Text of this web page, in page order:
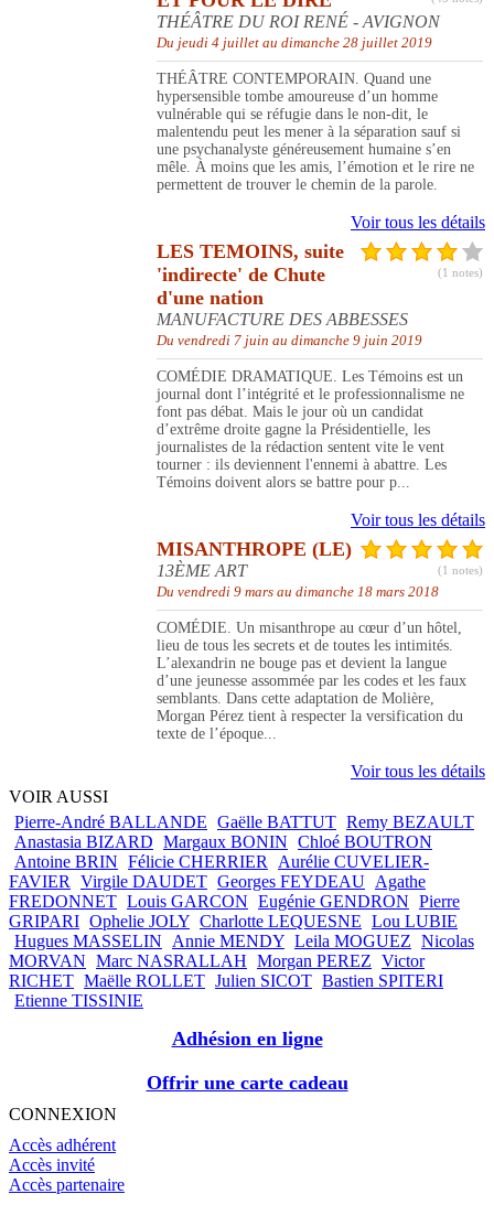
THÉÂTRE DU ROI RENÉ - AVIGNON
Du jeudi 4 juillet au dimanche 28 juillet 2019
THÉÂTRE CONTEMPORAIN. Quand une
hypersensible tombe amoureuse d’un homme
vulnérable qui se réfugie dans le non-dit, le
malentendu peut les mener à la séparation sauf si
une psychanalyste généreusement humaine s’en
mêle. À moins que les amis, l’émotion et le rire ne
permettent de trouver le chemin de la parole.
Voir tous les détails
(1 notes)
LES TEMOINS, suite
'indirecte' de Chute
d'une nation
MANUFACTURE DES ABBESSES
Du vendredi 7 juin au dimanche 9 juin 2019
COMÉDIE DRAMATIQUE. Les Témoins est un
journal dont l’intégrité et le professionnalisme ne
font pas débat. Mais le jour où un candidat
d’extrême droite gagne la Présidentielle, les
journalistes de la rédaction sentent vite le vent
tourner : ils deviennent l'ennemi à abattre. Les
Témoins doivent alors se battre pour p...
Voir tous les détails
(1 notes)
MISANTHROPE (LE)
13ÈME ART
Du vendredi 9 mars au dimanche 18 mars 2018
COMÉDIE. Un misanthrope au cœur d’un hôtel,
lieu de tous les secrets et de toutes les intimités.
L’alexandrin ne bouge pas et devient la langue
d’une jeunesse assommée par les codes et les faux
semblants. Dans cette adaptation de Molière,
Morgan Pérez tient à respecter la versification du
texte de l’époque...
Voir tous les détails
VOIR AUSSI
Pierre-André BALLANDE Gaëlle BATTUT Remy BEZAULT
Anastasia BIZARD Margaux BONIN Chloé BOUTRON
Antoine BRIN Félicie CHERRIER
Aurélie CUVELIER-
FAVIER
Virgile DAUDET Georges FEYDEAU Agathe
FREDONNET Louis GARCON Eugénie GENDRON Pierre
GRIPARI Ophelie JOLY Charlotte LEQUESNE Lou LUBIE
Hugues MASSELIN
Annie MENDY Leila MOGUEZ Nicolas
MORVAN Marc NASRALLAH Morgan PEREZ Victor
RICHET Maëlle ROLLET Julien SICOT Bastien SPITERI
Etienne TISSINIE
Adhésion en ligne
Offrir une carte cadeau
CONNEXION
Accès adhérent
Accès invité
Accès partenaire